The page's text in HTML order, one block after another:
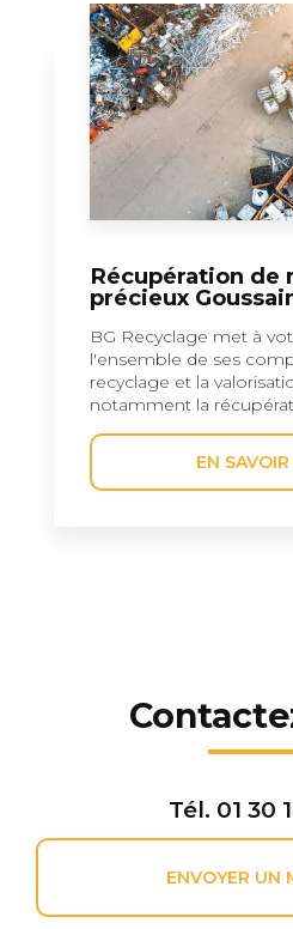
Récupération de
précieux
BG Recyclage met à
l'ensemble de ses
recyclage et la
notamment la
EN
Tél. 01 30
ENVOYER UN